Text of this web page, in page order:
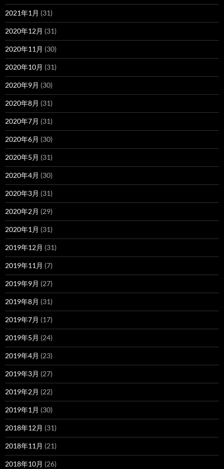
2021年1月 (31)
2020年12月 (31)
2020年11月 (30)
2020年10月 (31)
2020年9月 (30)
2020年8月 (31)
2020年7月 (31)
2020年6月 (30)
2020年5月 (31)
2020年4月 (30)
2020年3月 (31)
2020年2月 (29)
2020年1月 (31)
2019年12月 (31)
2019年11月 (7)
2019年9月 (27)
2019年8月 (31)
2019年7月 (17)
2019年5月 (24)
2019年4月 (23)
2019年3月 (27)
2019年2月 (22)
2019年1月 (30)
2018年12月 (31)
2018年11月 (21)
2018年10月 (26)